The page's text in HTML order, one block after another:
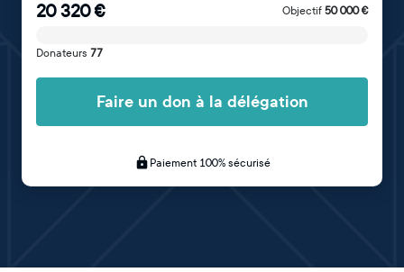
20 320€ Objectif 50 000€
Donateurs 77
Faire un don à la délégation
Paiement 100% sécurisé